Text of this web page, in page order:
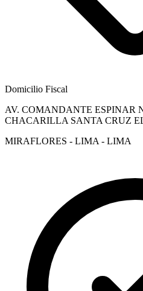
Domicilio Fiscal
AV. COMANDANTE ESPINAR
CHACARILLA SANTA CRUZ
MIRAFLORES - LIMA - LIMA